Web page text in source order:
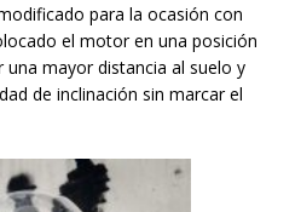
para la ocasión con
el motor en una posición
una mayor distancia al suelo y
de inclinación sin marcar el